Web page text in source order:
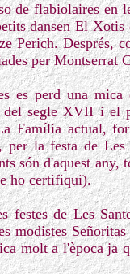
de flabiolaires en
dansen El
Perich. Després,
per Montserrat
es perd una
del segle XVII i el
Família actual,
per la festa de
són d'aquest any,
ho certifiqui).
festes de Les
modistes
molt a l'època ja